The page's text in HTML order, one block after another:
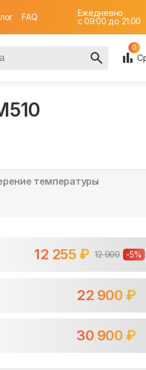
FAQ
Ежедневно
c 09:00 до 21:00
0
температуры
12 255 ₽ 12 900 -5%
22 900 ₽
30 900 ₽